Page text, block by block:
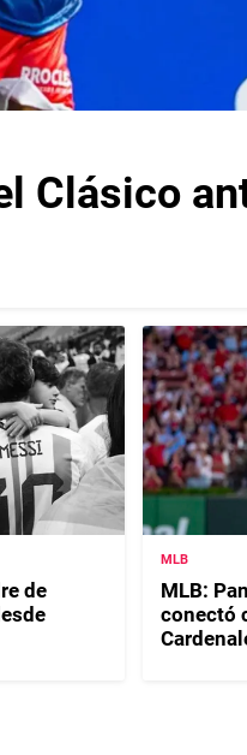
Clásico
de
MLB
MLB:
conectó